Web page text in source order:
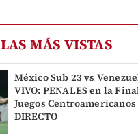
LAS MÁS VISTAS
México Sub 23 vs
VIVO: PENALES en la
Juegos Centroamericanos
DIRECTO